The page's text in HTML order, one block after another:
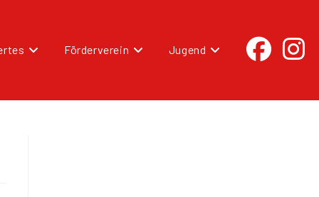
Förderverein Jugend